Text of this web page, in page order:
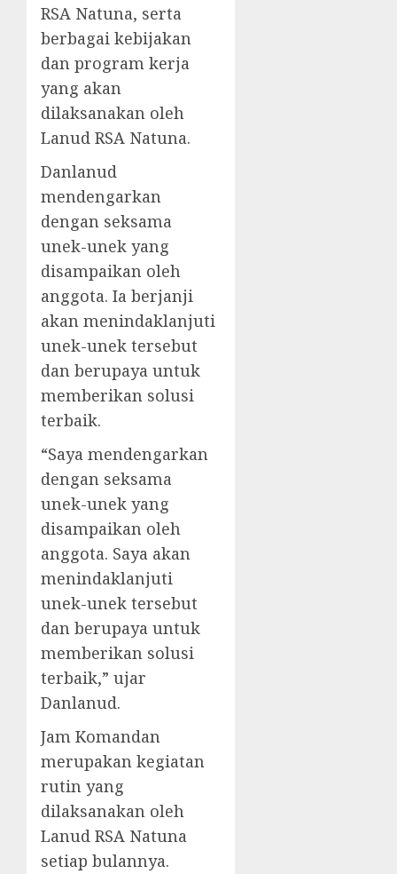
RSA Natuna, serta
berbagai kebijakan
dan program kerja
yang akan
dilaksanakan oleh
Lanud RSA Natuna.
Danlanud
mendengarkan
dengan seksama
unek-unek yang
disampaikan oleh
anggota. Ia berjanji
akan menindaklanjuti
unek-unek tersebut
dan berupaya untuk
memberikan solusi
terbaik.
“Saya mendengarkan
dengan seksama
unek-unek yang
disampaikan oleh
anggota. Saya akan
menindaklanjuti
unek-unek tersebut
dan berupaya untuk
memberikan solusi
terbaik,” ujar
Danlanud.
Jam Komandan
merupakan kegiatan
rutin yang
dilaksanakan oleh
Lanud RSA Natuna
setiap bulannya.